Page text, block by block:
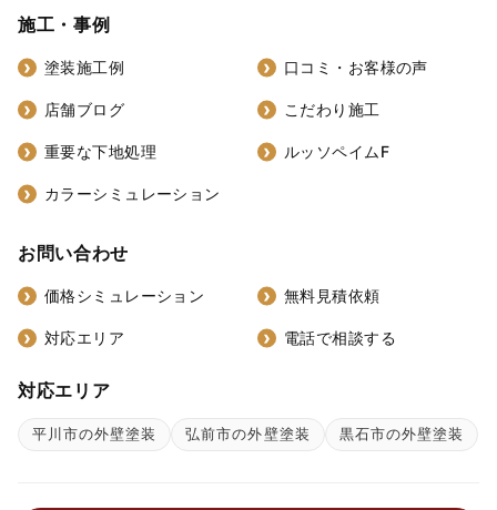
施工・事例
塗装施工例 口コミ・お客様の声
店舗ブログ こだわり施工
重要な下地処理 ルッソペイムF
カラーシミュレーション
お問い合わせ
価格シミュレーション 無料見積依頼
対応エリア 電話で相談する
対応エリア
平川市の外壁塗装 弘前市の外壁塗装 黒石市の外壁塗装